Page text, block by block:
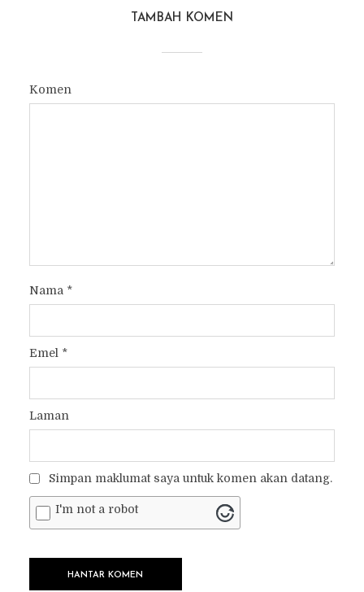
TAMBAH KOMEN
Komen
Nama *
Emel *
Laman
Simpan maklumat saya untuk komen akan datang.
I'm not a robot